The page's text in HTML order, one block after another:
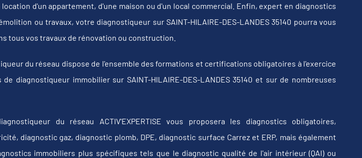
d'un appartement, d'une maison ou d'un local commercial. Enfin, expert en diagnostics
ou travaux, votre diagnostiqueur sur SAINT-HILAIRE-DES-LANDES 35140 pourra vous
tous vos travaux de rénovation ou construction.
du réseau dispose de l'ensemble des formations et certifications obligatoires à l'exercice
diagnostiqueur immobilier sur SAINT-HILAIRE-DES-LANDES 35140 et sur de nombreuses
du réseau ACTIV'EXPERTISE vous proposera les diagnostics obligatoires,
diagnostic gaz, diagnostic plomb, DPE, diagnostic surface Carrez et ERP, mais également
immobiliers plus spécifiques tels que le diagnostic qualité de l'air intérieur (QAI) ou